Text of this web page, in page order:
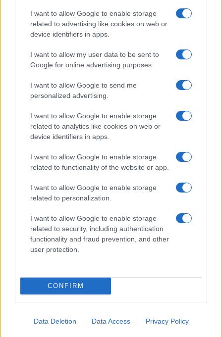
I want to allow Google to enable storage
related to advertising like cookies on web or
device identifiers in apps.
I want to allow my user data to be sent to
Google for online advertising purposes.
I want to allow Google to send me
personalized advertising.
I want to allow Google to enable storage
related to analytics like cookies on web or
device identifiers in apps.
I want to allow Google to enable storage
related to functionality of the website or app.
I want to allow Google to enable storage
related to personalization.
I want to allow Google to enable storage
related to security, including authentication
functionality and fraud prevention, and other
user protection.
CONFIRM
Data Deletion Data Access Privacy Policy
I nostri cari
I nostri cari
Invia un Comunicato Stampa Pubblicità Segnala
Iscriviti alla newsletter di Gallura Oggi e ricevi le nostre
email periodiche contenenti le ultime notizie pubblicate
sul sito web!
*campo obbligatorio